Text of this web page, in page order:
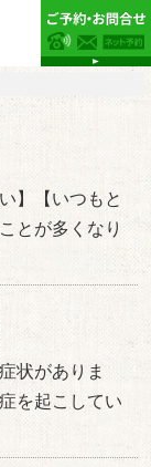
】【いつもと
とが多くなり
状がありま
を起こしてい